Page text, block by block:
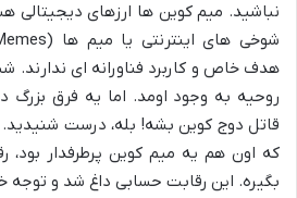
نباشید. میم کوین ها ارزهای دیجیتالی
هدف خاص و کاربرد فناورانه ای ندارند.
روحیه به وجود اومد. اما یه فرق
قاتل دوج کوین بشه! بله، درست شنیدید.
که اون هم یه میم کوین پرطرفدار
بگیره. این رقابت حسابی داغ شد و